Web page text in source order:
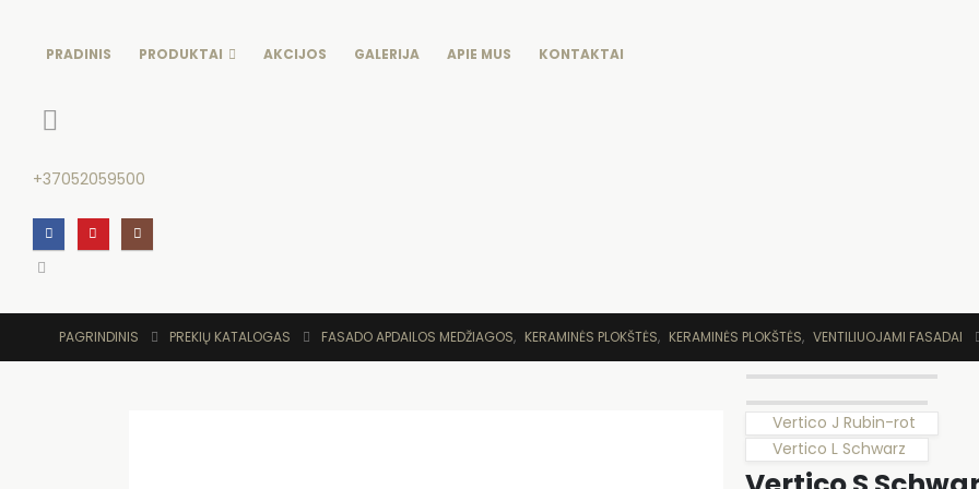
PRADINIS PRODUKTAI AKCIJOS GALERIJA APIE MUS KONTAKTAI
+37052059500
PAGRINDINIS PREKIŲ KATALOGAS FASADO APDAILOS MEDŽIAGOS, KERAMINĖS PLOKŠTĖS, KERAMINĖS PLOKŠTĖS, VENTILIUOJAMI FASADAI
Vertico J Rubin-rot
Vertico L Schwarz